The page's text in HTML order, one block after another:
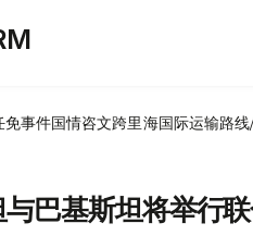
免事件国情咨文跨里海国际运输路
巴基斯坦将举行